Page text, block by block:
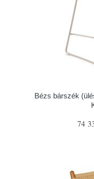
Bézs bárszék
74